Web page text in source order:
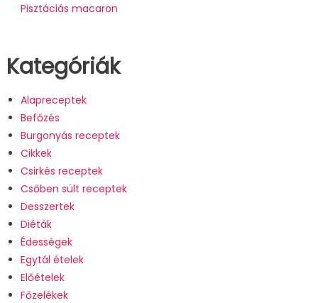
Pisztáciás macaron
Kategóriák
Alapreceptek
Befőzés
Burgonyás receptek
Cikkek
Csirkés receptek
Csőben sült receptek
Desszertek
Diéták
Édességek
Egytál ételek
Előételek
Főzelékek